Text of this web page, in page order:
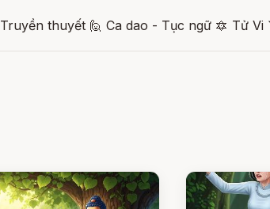
Truyền thuyết 🙋 Ca dao - Tục ngữ 🔯 Tử Vi